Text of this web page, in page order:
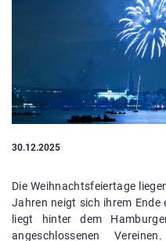
30.12.2025
Die Weihnachtsfeiertage
Jahren neigt sich ihrem Ende
liegt hinter dem
angeschlossenen